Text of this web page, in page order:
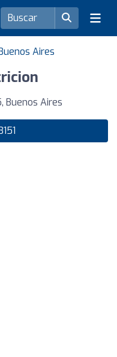
Aires
Buenos Aires